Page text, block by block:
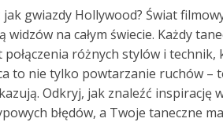
gwiazdy Hollywood? Świat
na całym świecie. Każdy
różnych stylów i
to nie tylko powtarzanie ruchów –
Odkryj, jak znaleźć inspirację
błędów, a Twoje taneczne